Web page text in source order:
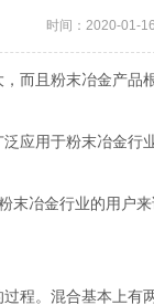
时间：2020-01-
而且粉末冶金产
用于粉末冶金行
金行业的用户来
。混合基本上有